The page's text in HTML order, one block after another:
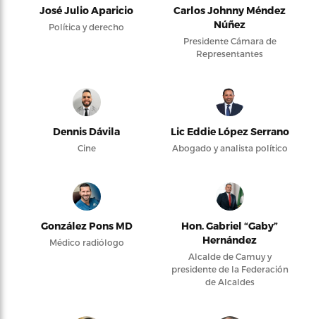
José Julio Aparicio
Política y derecho
Carlos Johnny Méndez
Núñez
Presidente Cámara de
Representantes
Dennis Dávila
Cine
Lic Eddie López Serrano
Abogado y analista político
González Pons MD
Médico radiólogo
Hon. Gabriel “Gaby”
Hernández
Alcalde de Camuy y
presidente de la Federación
de Alcaldes